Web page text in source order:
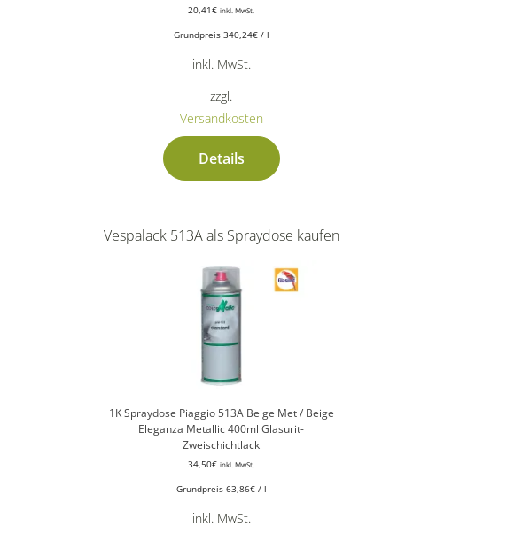
20,41€ inkl. MwSt.
Grundpreis 340,24€/ l
inkl. MwSt.
zzgl.
Versandkosten
Details
Vespalack 513A als Spraydose kaufen
1K Spraydose Piaggio 513A Beige Met / Beige
Eleganza Metallic 400ml Glasurit-
Zweischichtlack
34,50€ inkl. MwSt.
Grundpreis 63,86€/ l
inkl. MwSt.